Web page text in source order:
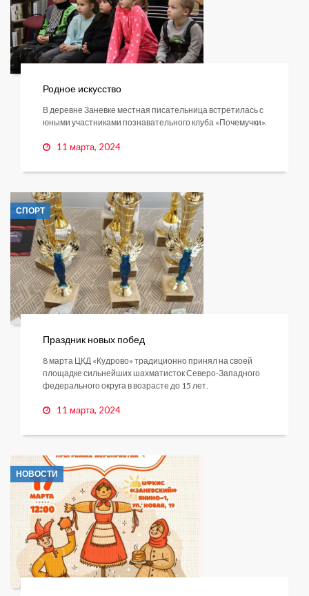
Родное искусство
В деревне Заневке местная писательница встретилась с
юными участниками познавательного клуба «Почемучки».
11 марта, 2024
СПОРТ
Праздник новых побед
8 марта ЦКД «Кудрово» традиционно принял на своей
площадке сильнейших шахматисток Северо-Западного
федерального округа в возрасте до 15 лет.
11 марта, 2024
НОВОСТИ